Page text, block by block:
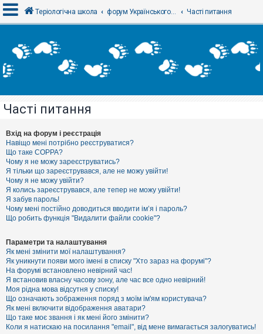
х
і
Р
є
с
т
р
а
ц
і
я
Т
м
и
б
е
з
в
і
д
п
о
в
і
Теріологічна школа форум Українського теріологічного товариства Часті питання
Часті питання
Вхід на форум і реєстрація
Навіщо мені потрібно реєструватися?
Що таке COPPA?
Чому я не можу зареєструватись?
Я тільки що зареєструвався, але не можу увійти!
Чому я не можу увійти?
Я колись зареєструвався, але тепер не можу увійти!
Я забув пароль!
Чому мені постійно доводиться вводити ім’я і пароль?
Що робить функція "Видалити файли cookie"?
Параметри та налаштування
Як мені змінити мої налаштування?
Як уникнути появи мого імені в списку "Хто зараз на форумі"?
На форумі встановлено невірний час!
Я встановив власну часову зону, але час все одно невірний!
Моя рідна мова відсутня у списку!
Що означають зображення поряд з моїм ім'ям користувача?
Як мені включити відображення аватари?
Що таке моє звання і як мені його змінити?
Коли я натискаю на посилання "email", від мене вимагається залогуватись!